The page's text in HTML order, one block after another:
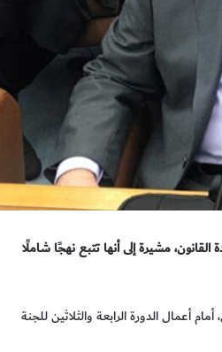
مشيرة إلى أنها تتبع نهجًا شاملًا
أعمال الدورة الرابعة والثلاثين للجنة